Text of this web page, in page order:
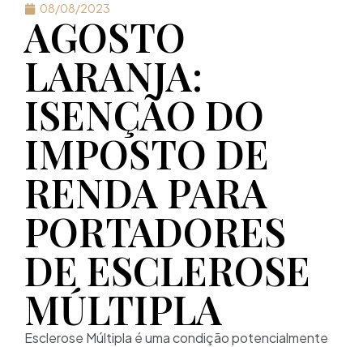
08/08/2023
AGOSTO
LARANJA:
ISENÇÃO DO
IMPOSTO DE
RENDA PARA
PORTADORES
DE ESCLEROSE
MÚLTIPLA
Esclerose Múltipla é uma condição potencialmente